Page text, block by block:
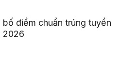
điểm chuẩn trúng tuyển
2026